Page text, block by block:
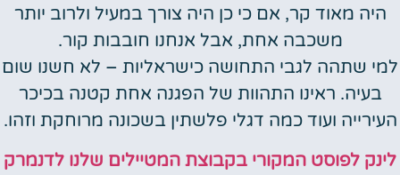
היה מאוד קר, אם כי כן היה צורך במעיל ולרוב יותר
משכבה אחת, אבל אנחנו חובבות קור.
למי שתהה לגבי התחושה כישראליות – לא חשנו שום
בעיה. ראינו התהוות של הפגנה אחת קטנה בכיכר
העירייה ועוד כמה דגלי פלשתין בשכונה מרוחקת וזהו.
לינק לפוסט המקורי בקבוצת המטיילים שלנו לדנמרק